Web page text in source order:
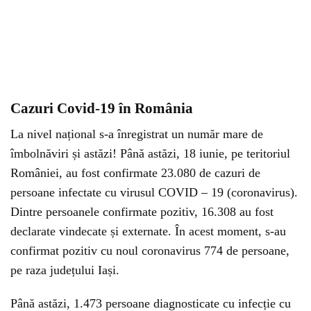
Cazuri Covid-19 în România
La nivel național s-a înregistrat un număr mare de
îmbolnăviri și astăzi! Până astăzi, 18 iunie, pe teritoriul
României, au fost confirmate 23.080 de cazuri de
persoane infectate cu virusul COVID – 19 (coronavirus).
Dintre persoanele confirmate pozitiv, 16.308 au fost
declarate vindecate și externate. În acest moment, s-au
confirmat pozitiv cu noul coronavirus 774 de persoane,
pe raza județului Iași.
Până astăzi, 1.473 persoane diagnosticate cu infecție cu